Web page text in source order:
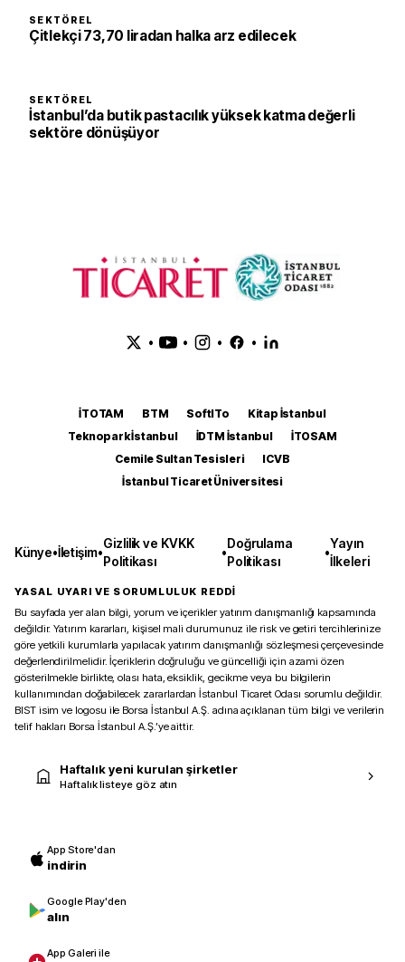
SEKTÖREL
Çitlekçi 73,70 liradan halka arz edilecek
SEKTÖREL
İstanbul’da butik pastacılık yüksek katma değerli
sektöre dönüşüyor
• • • •
İTOTAM BTM SoftITo
Kitap İstanbul
Teknopark İstanbul
İDTM İstanbul
İTOSAM
Cemile Sultan Tesisleri
ICVB
İstanbul Ticaret Üniversitesi
Künye•İletişim•
Gizlilik ve KVKK
Politikası
•
Doğrulama
Politikası
•
Yayın
İlkeleri
YASAL UYARI VE SORUMLULUK REDDİ
Bu sayfada yer alan bilgi, yorum ve içerikler yatırım danışmanlığı kapsamında
değildir. Yatırım kararları, kişisel mali durumunuz ile risk ve getiri tercihlerinize
göre yetkili kurumlarla yapılacak yatırım danışmanlığı sözleşmesi çerçevesinde
değerlendirilmelidir. İçeriklerin doğruluğu ve güncelliği için azami özen
gösterilmekle birlikte, olası hata, eksiklik, gecikme veya bu bilgilerin
kullanımından doğabilecek zararlardan İstanbul Ticaret Odası sorumlu değildir.
BIST isim ve logosu ile Borsa İstanbul A.Ş. adına açıklanan tüm bilgi ve verilerin
telif hakları Borsa İstanbul A.Ş.’ye aittir.
Haftalık yeni kurulan şirketler
Haftalık listeye göz atın
App Store'dan
indirin
Google Play'den
alın
App Galeri ile